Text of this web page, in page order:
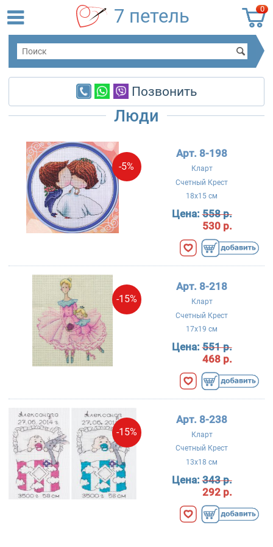
0
7 петель
Позвонить
Люди
-5%
Арт. 8-198
Кларт
Счетный Крест
18x15 см
Цена:558 р.
530 р.
-15%
Арт. 8-218
Кларт
Счетный Крест
17x19 см
Цена:551 р.
468 р.
-15%
Арт. 8-238
Кларт
Счетный Крест
13x18 см
Цена:343 р.
292 р.